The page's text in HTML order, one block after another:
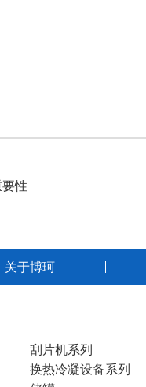
性
关于博珂
刮片机系列
换热冷凝设备系列